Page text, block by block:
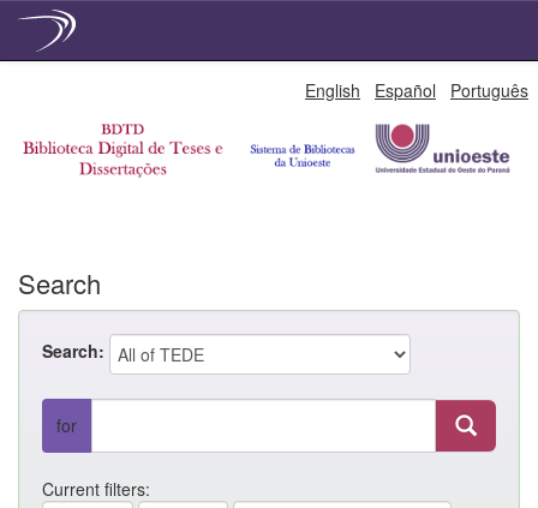
English Español Português
Search
Search:
for
Current filters: